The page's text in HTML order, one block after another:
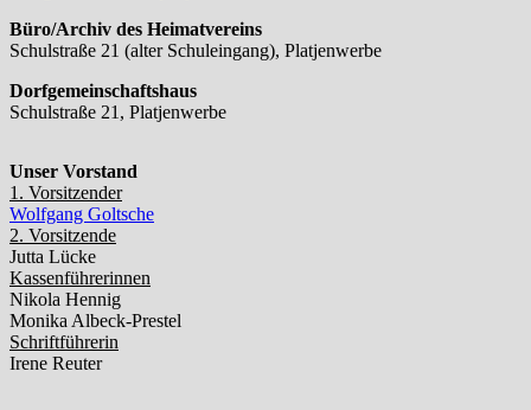
Büro/Archiv des Heimatvereins
Schulstraße 21 (alter Schuleingang), Platjenwerbe
Dorfgemeinschaftshaus
Schulstraße 21, Platjenwerbe
Unser Vorstand
1. Vorsitzender
Wolfgang Goltsche
2. Vorsitzende
Jutta Lücke
Kassenführerinnen
Nikola Hennig
Monika Albeck-Prestel
Schriftführerin
Irene Reuter